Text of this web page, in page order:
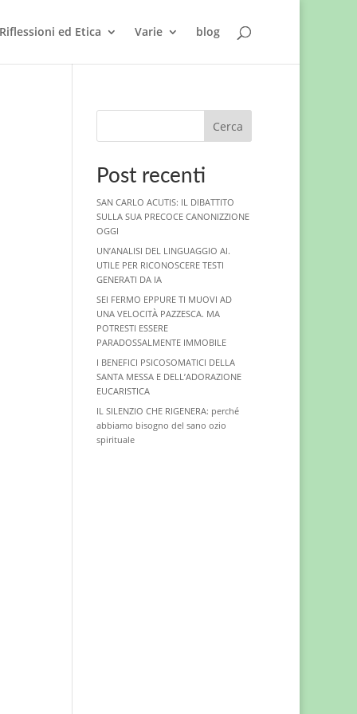
Riflessioni ed Etica Varie blog
Cerca
Post recenti
SAN CARLO ACUTIS: IL DIBATTITO
SULLA SUA PRECOCE CANONIZZIONE
OGGI
UN’ANALISI DEL LINGUAGGIO AI.
UTILE PER RICONOSCERE TESTI
GENERATI DA IA
SEI FERMO EPPURE TI MUOVI AD
UNA VELOCITÀ PAZZESCA. MA
POTRESTI ESSERE
PARADOSSALMENTE IMMOBILE
I BENEFICI PSICOSOMATICI DELLA
SANTA MESSA E DELL’ADORAZIONE
EUCARISTICA
IL SILENZIO CHE RIGENERA: perché
abbiamo bisogno del sano ozio
spirituale